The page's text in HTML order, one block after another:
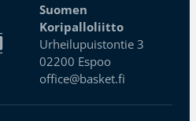
Suomen
Koripalloliitto
Urheilupuistontie 3
02200 Espoo
office@basket.fi